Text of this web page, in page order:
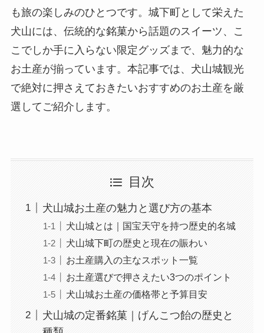
も旅の楽しみのひとつです。城下町として栄えた
犬山には、伝統的な銘菓から話題のスイーツ、こ
こでしか手に入らない限定グッズまで、魅力的な
お土産が揃っています。本記事では、犬山城観光
で絶対に押さえておきたいおすすめのお土産を厳
選してご紹介します。
目次
犬山城お土産の魅力と選び方の基本
犬山城とは｜国宝天守を持つ歴史的名城
犬山城下町の歴史と現在の賑わい
お土産購入の主なスポット一覧
お土産選びで押さえたい3つのポイント
犬山城お土産の価格帯と予算目安
犬山城の定番銘菓｜げんこつ飴の歴史と